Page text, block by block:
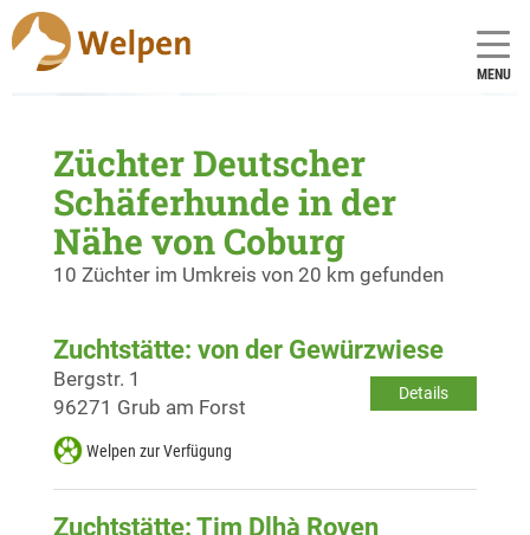
MENU
Züchter Deutscher
Schäferhunde in der
Nähe von Coburg
10 Züchter im Umkreis von 20 km gefunden
Zuchtstätte: von der Gewürzwiese
Details
Bergstr. 1
96271 Grub am Forst
Welpen zur Verfügung
Zuchtstätte: Tim Dlhà Roven